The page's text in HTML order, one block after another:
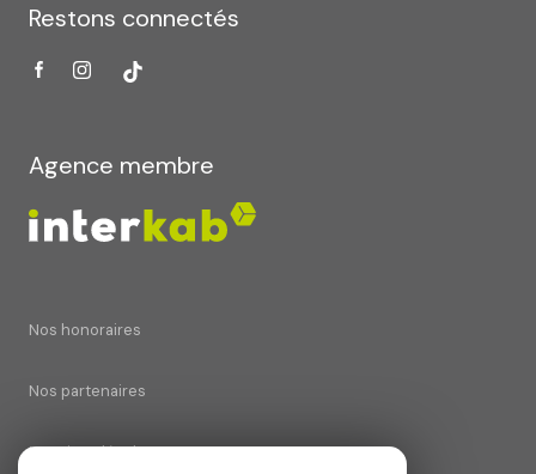
Restons connectés
Agence membre
Nos honoraires
Nos partenaires
Mentions légales